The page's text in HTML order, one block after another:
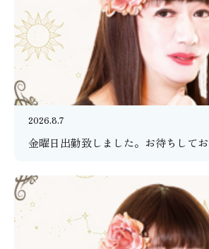
2026.8.7
金曜日出勤致しました。お待ちしてお